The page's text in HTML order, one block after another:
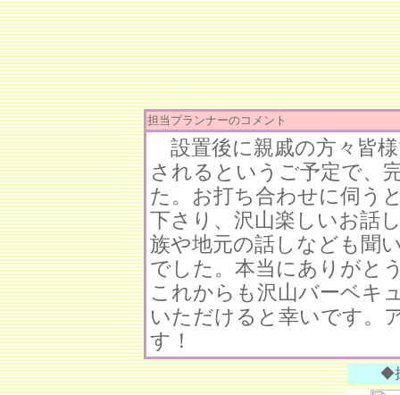
担当プランナーのコメント
設置後に親戚の方々皆
されるというご予定で、
た。お打ち合わせに伺う
下さり、沢山楽しいお話
族や地元の話しなども聞
でした。本当にありがと
これからも沢山バーベキ
いただけると幸いです。
す！
◆